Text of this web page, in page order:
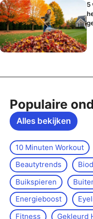
5
Populaire
Alles bekijken
10 Minuten Workout
Beautytrends
Buikspieren
Energieboost
Fitness
Gekleurd